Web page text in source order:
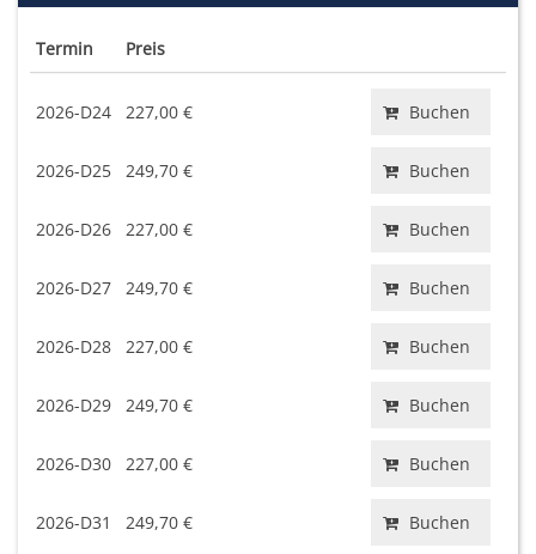
Termin Preis
2026-D24 227,00 € Buchen
2026-D25 249,70 € Buchen
2026-D26 227,00 € Buchen
2026-D27 249,70 € Buchen
2026-D28 227,00 € Buchen
2026-D29 249,70 € Buchen
2026-D30 227,00 € Buchen
2026-D31 249,70 € Buchen